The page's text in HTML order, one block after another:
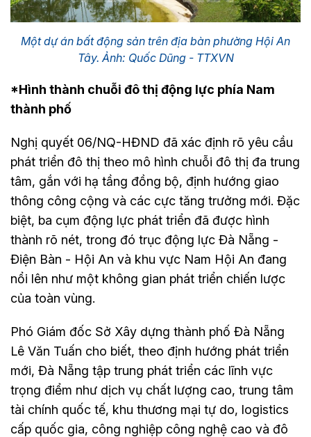
Một dự án bất động sản trên địa bàn phường Hội An
Tây. Ảnh: Quốc Dũng - TTXVN
*Hình thành chuỗi đô thị động lực phía Nam
thành phố
Nghị quyết 06/NQ-HĐND đã xác định rõ yêu cầu
phát triển đô thị theo mô hình chuỗi đô thị đa trung
tâm, gắn với hạ tầng đồng bộ, định hướng giao
thông công cộng và các cực tăng trưởng mới. Đặc
biệt, ba cụm động lực phát triển đã được hình
thành rõ nét, trong đó trục động lực Đà Nẵng -
Điện Bàn - Hội An và khu vực Nam Hội An đang
nổi lên như một không gian phát triển chiến lược
của toàn vùng.
Phó Giám đốc Sở Xây dựng thành phố Đà Nẵng
Lê Văn Tuấn cho biết, theo định hướng phát triển
mới, Đà Nẵng tập trung phát triển các lĩnh vực
trọng điểm như dịch vụ chất lượng cao, trung tâm
tài chính quốc tế, khu thương mại tự do, logistics
cấp quốc gia, công nghiệp công nghệ cao và đô